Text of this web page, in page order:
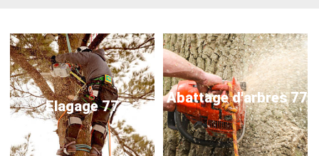
Elagage 77 Abattage d'arbres 77